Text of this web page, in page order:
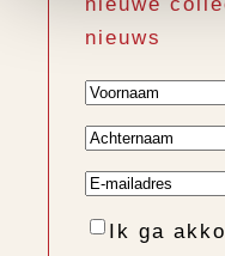
nieuwe
nieuws
Voornaam
Achternaam
E-
mailadres
Instemming
Ik ga